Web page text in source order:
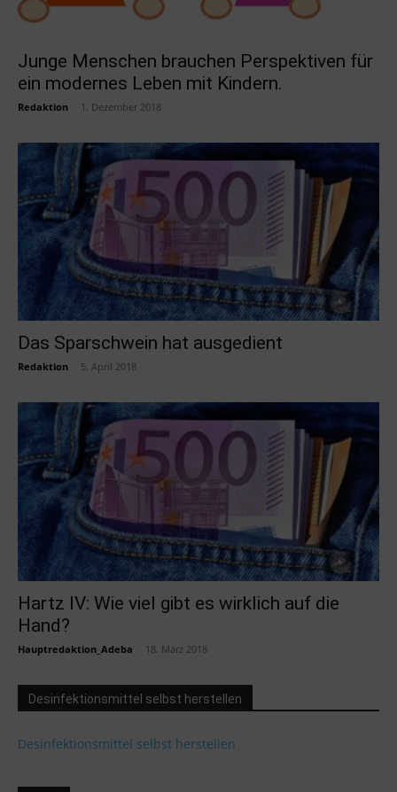
Junge Menschen brauchen Perspektiven für
ein modernes Leben mit Kindern.
Redaktion 1. Dezember 2018
Das Sparschwein hat ausgedient
Redaktion 5. April 2018
Hartz IV: Wie viel gibt es wirklich auf die
Hand?
Hauptredaktion_Adeba 18. März 2018
Desinfektionsmittel selbst herstellen
Desinfektionsmittel selbst herstellen